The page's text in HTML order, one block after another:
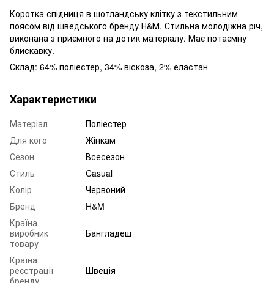
Коротка спідниця в шотландську клітку з текстильним
поясом від шведського бренду Н&М. Стильна молодіжна річ,
виконана з приємного на дотик матеріалу. Має потаємну
блискавку.
Склад: 64% поліестер, 34% віскоза, 2% еластан
Характеристики
Матеріал
Поліестер
Для кого
Жінкам
Сезон
Всесезон
Стиль
Casual
Колір
Червоний
Бренд
H&M
Країна-
виробник
товару
Бангладеш
Країна
реєстрації
Швеція